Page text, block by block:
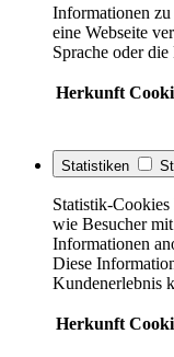
Informationen
eine Webseite
Sprache oder
Herkunft
Statistiken
Statistik-Cookies
wie Besucher
Informationen
Diese
Kundenerlebnis
Herkunft